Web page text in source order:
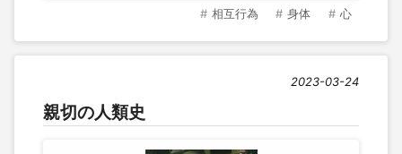
相互行為 身体 心
2023-03-24
親切の人類史